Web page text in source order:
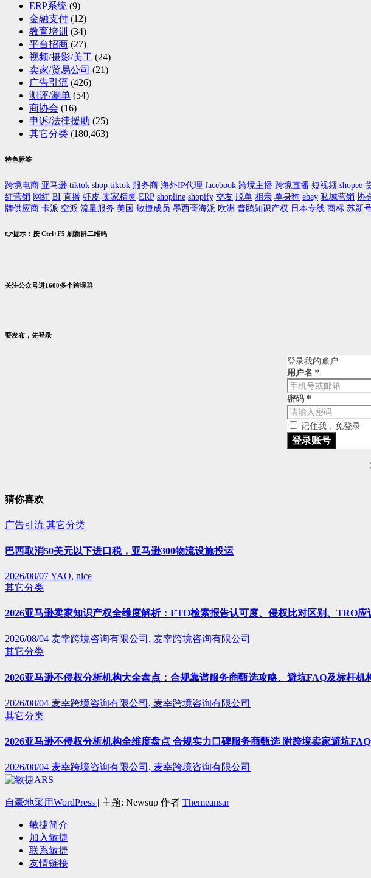
ERP系统 (9)
金融支付 (12)
教育培训 (34)
平台招商 (27)
视频/摄影/美工 (24)
卖家/贸易公司 (21)
广告引流 (426)
测评/涮单 (54)
商协会 (16)
申诉/法律援助 (25)
其它分类 (180,463)
特色标签
跨境电商 亚马逊 tiktok shop tiktok 服务商 海外IP代理 facebook 跨境主播 跨境直播 短视频 shopee
红营销 网红 BI 直播 虾皮 卖家精灵 ERP shopline shopify 交友 脱单 相亲 单身狗 ebay 私域营销 协
牌供应商 卡派 空派 流量服务 美国 敏捷成员 墨西哥海派 欧洲 普鸥知识产权 日本专线 商标 苏新
👉提示：按 Ctrl+F5 刷新群二维码
关注公众号进1600多个跨境群
要发布，先登录
登录我的账户
用户名 *
密码 *
记住我，免登录
猜你喜欢
广告引流 其它分类
巴西取消50美元以下进口税，亚马逊300物流设施投运
2026/08/07YAO, nice
其它分类
2026亚马逊卖家知识产权全维度解析：FTO检索报告认可度、侵权比对区别、TRO
2026/08/04 麦幸跨境咨询有限公司, 麦幸跨境咨询有限公司
其它分类
2026亚马逊不侵权分析机构大全盘点：合规靠谱服务商甄选攻略、避坑FAQ及标杆机
2026/08/04 麦幸跨境咨询有限公司, 麦幸跨境咨询有限公司
其它分类
2026亚马逊不侵权分析机构全维度盘点 合规实力口碑服务商甄选 附跨境卖家避坑
2026/08/04 麦幸跨境咨询有限公司, 麦幸跨境咨询有限公司
自豪地采用WordPress | 主题: Newsup 作者 Themeansar
敏捷简介
加入敏捷
联系敏捷
友情链接